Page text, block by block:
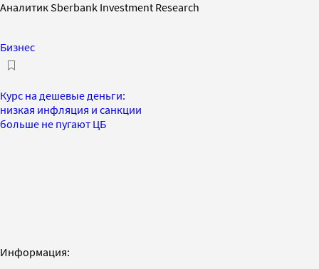
Aналитик Sberbank Investment Research
Бизнес
Курс на дешевые деньги:
низкая инфляция и санкции
больше не пугают ЦБ
Информация: